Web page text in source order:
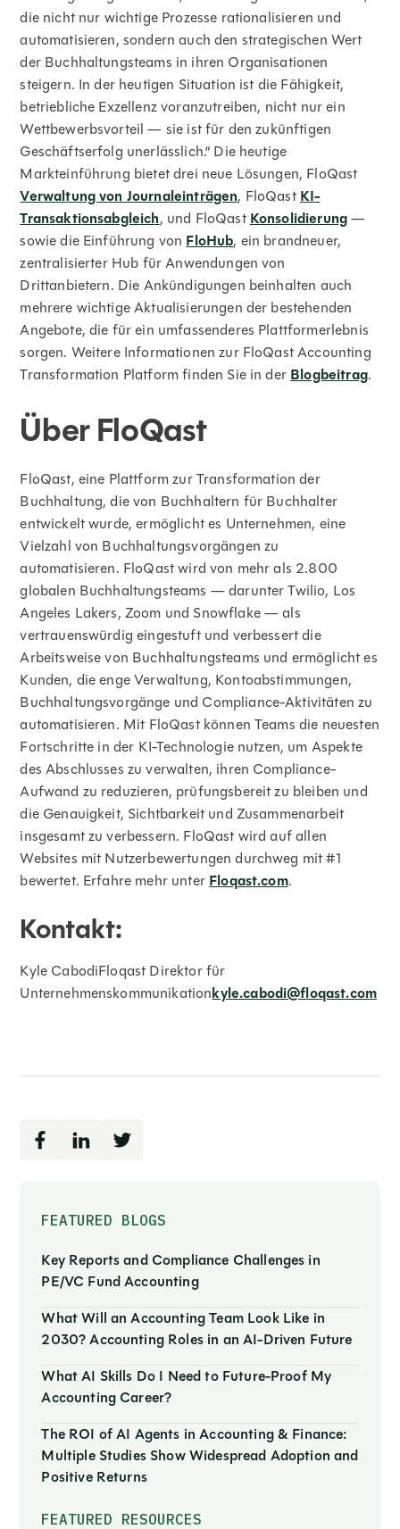
FEATURED BLOGS
Key Reports and Compliance Challenges in
PE/VC Fund Accounting
What Will an Accounting Team Look Like in
2030? Accounting Roles in an AI-Driven Future
What AI Skills Do I Need to Future-Proof My
Accounting Career?
The ROI of AI Agents in Accounting & Finance:
Multiple Studies Show Widespread Adoption and
Positive Returns
FEATURED RESOURCES
die nicht nur wichtige Prozesse rationalisieren und
automatisieren, sondern auch den strategischen Wert
der Buchhaltungsteams in ihren Organisationen
steigern. In der heutigen Situation ist die Fähigkeit,
betriebliche Exzellenz voranzutreiben, nicht nur ein
Wettbewerbsvorteil — sie ist für den zukünftigen
Geschäftserfolg unerlässlich.“ Die heutige
Markteinführung bietet drei neue Lösungen, FloQast
Verwaltung von Journaleinträgen, FloQastKI-
Transaktionsabgleich, und FloQastKonsolidierung—
sowie die Einführung von FloHub, ein brandneuer,
zentralisierter Hub für Anwendungen von
Drittanbietern. Die Ankündigungen beinhalten auch
mehrere wichtige Aktualisierungen der bestehenden
Angebote, die für ein umfassenderes Plattformerlebnis
sorgen. Weitere Informationen zur FloQast Accounting
Transformation Platform finden Sie in derBlogbeitrag.
Über FloQast
FloQast, eine Plattform zur Transformation der
Buchhaltung, die von Buchhaltern für Buchhalter
entwickelt wurde, ermöglicht es Unternehmen, eine
Vielzahl von Buchhaltungsvorgängen zu
automatisieren. FloQast wird von mehr als 2.800
globalen Buchhaltungsteams — darunter Twilio, Los
Angeles Lakers, Zoom und Snowflake — als
vertrauenswürdig eingestuft und verbessert die
Arbeitsweise von Buchhaltungsteams und ermöglicht es
Kunden, die enge Verwaltung, Kontoabstimmungen,
Buchhaltungsvorgänge und Compliance-Aktivitäten zu
automatisieren. Mit FloQast können Teams die neuesten
Fortschritte in der KI-Technologie nutzen, um Aspekte
des Abschlusses zu verwalten, ihren Compliance-
Aufwand zu reduzieren, prüfungsbereit zu bleiben und
die Genauigkeit, Sichtbarkeit und Zusammenarbeit
insgesamt zu verbessern. FloQast wird auf allen
Websites mit Nutzerbewertungen durchweg mit #1
bewertet. Erfahre mehr unterFloqast.com.
Kontakt:
Kyle CabodiFloqast Direktor für
Unternehmenskommunikationkyle.cabodi@floqast.com